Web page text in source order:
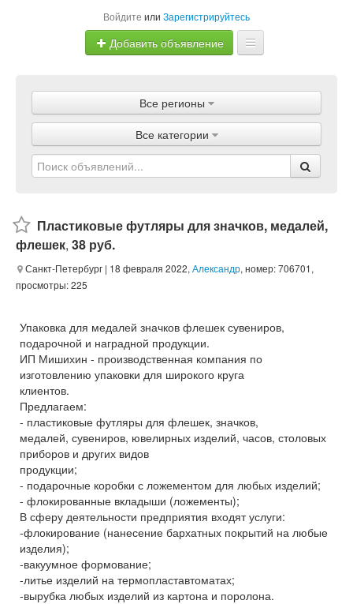
Войдите или Зарегистрируйтесь
Добавить объявление
Объявления
Магазины
Услуги
Все регионы
Все категории
Пластиковые футляры для значков, медалей,
флешек, 38 руб.
Санкт-Петербург | 18 февраля 2022, Александр, номер: 706701,
просмотры: 225
Упаковка для медалей значков флешек сувениров,
подарочной и наградной продукции.
ИП Мишихин - производственная компания по
изготовлению упаковки для широкого круга
клиентов.
Предлагаем:
- пластиковые футляры для флешек, значков,
медалей, сувениров, ювелирных изделий, часов, столовых
приборов и других видов
продукции;
- подарочные коробки с ложементом для любых изделий;
- флокированные вкладыши (ложементы);
В сферу деятельности предприятия входят услуги:
-флокирование (нанесение бархатных покрытий на любые
изделия);
-вакуумное формование;
-литье изделий на термопластавтоматах;
-вырубка любых изделий из картона и поролона.